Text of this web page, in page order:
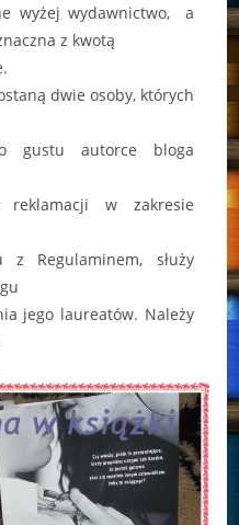
wyżej wydawnictwo, a
z kwotą
dwie osoby, których
gustu autorce bloga
reklamacji w zakresie
z Regulaminem, służy
jego laureatów. Należy